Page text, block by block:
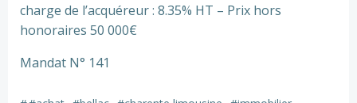
charge de l’acquéreur : 8.35% HT – Prix hors
honoraires 50 000€
Mandat N° 141